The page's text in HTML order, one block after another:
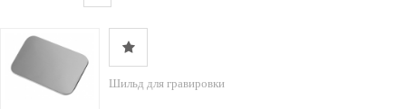
Шильд для гравировки